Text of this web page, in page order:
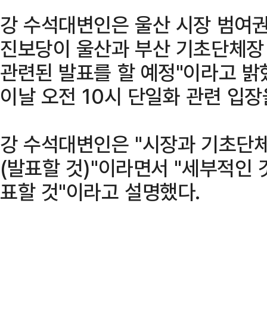
강 수석대변인은 울산 시장 범여
진보당이 울산과 부산 기초단체
관련된 발표를 할 예정"이라고
이날 오전 10시 단일화 관련 입
강 수석대변인은 "시장과 기초단
(발표할 것)"이라면서 "세부적인
표할 것"이라고 설명했다.